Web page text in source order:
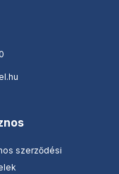
szerződési